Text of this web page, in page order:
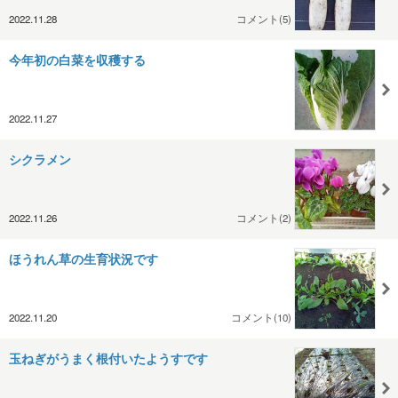
2022.11.28 コメント(5)
今年初の白菜を収穫する
2022.11.27
シクラメン
2022.11.26 コメント(2)
ほうれん草の生育状況です
2022.11.20 コメント(10)
玉ねぎがうまく根付いたようすです